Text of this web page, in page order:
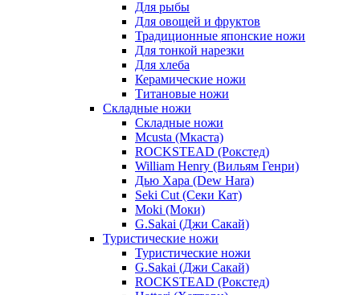
Для рыбы
Для овощей и фруктов
Традиционные японские ножи
Для тонкой нарезки
Для хлеба
Керамические ножи
Титановые ножи
Складные ножи
Складные ножи
Mcusta (Мкаста)
ROCKSTEAD (Рокстед)
William Henry (Вильям Генри)
Дью Хара (Dew Hara)
Seki Cut (Секи Кат)
Moki (Моки)
G.Sakai (Джи Сакай)
Туристические ножи
Туристические ножи
G.Sakai (Джи Сакай)
ROCKSTEAD (Рокстед)